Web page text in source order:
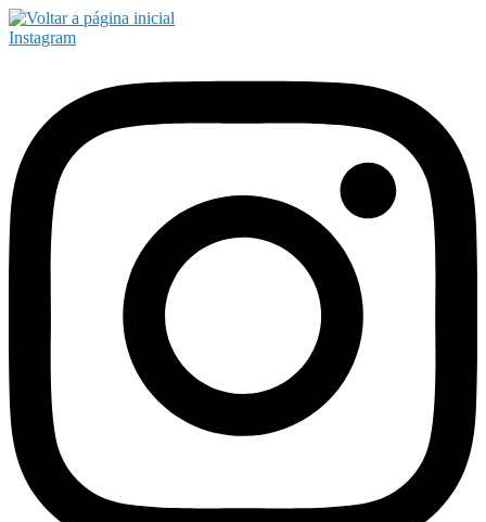
Instagram